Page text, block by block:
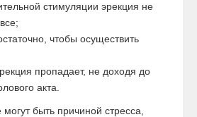
стимуляции эрекция не
чтобы осуществить
пропадает, не доходя до
акта.
быть причиной стресса,